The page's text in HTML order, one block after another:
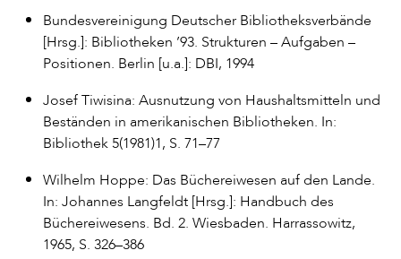
Bundesvereinigung Deutscher Bibliotheksverbände
[Hrsg.]: Bibliotheken ’93. Strukturen – Aufgaben –
Positionen. Berlin [u.a.]: DBI, 1994
Josef Tiwisina: Ausnutzung von Haushaltsmitteln und
Beständen in amerikanischen Bibliotheken. In:
Bibliothek 5(1981)1, S. 71–77
Wilhelm Hoppe: Das Büchereiwesen auf den Lande.
In: Johannes Langfeldt [Hrsg.]: Handbuch des
Büchereiwesens. Bd. 2. Wiesbaden. Harrassowitz,
1965, S. 326–386